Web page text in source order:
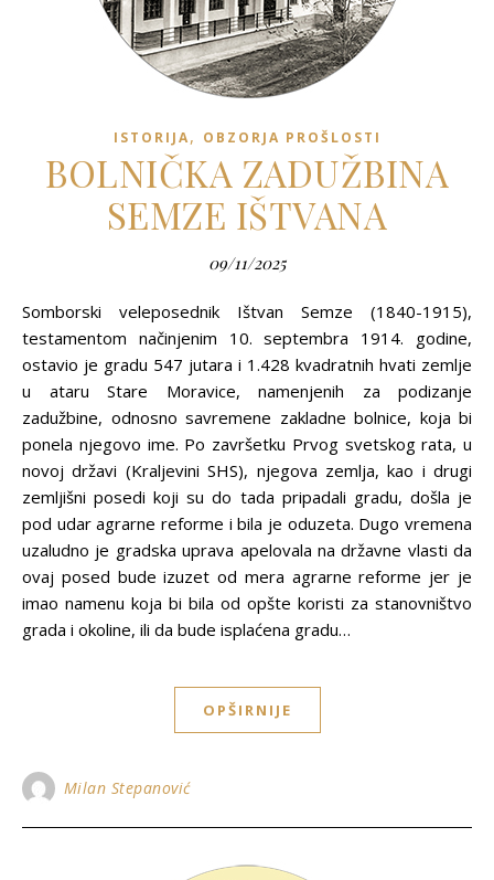
ISTORIJA, OBZORJA PROŠLOSTI
BOLNIČKA ZADUŽBINA
SEMZE IŠTVANA
09/11/2025
Somborski veleposednik Ištvan Semze (1840-1915),
testamentom načinjenim 10. septembra 1914. godine,
ostavio je gradu 547 jutara i 1.428 kvadratnih hvati zemlje
u ataru Stare Moravice, namenjenih za podizanje
zadužbine, odnosno savremene zakladne bolnice, koja bi
ponela njegovo ime. Po završetku Prvog svetskog rata, u
novoj državi (Kraljevini SHS), njegova zemlja, kao i drugi
zemljišni posedi koji su do tada pripadali gradu, došla je
pod udar agrarne reforme i bila je oduzeta. Dugo vremena
uzaludno je gradska uprava apelovala na državne vlasti da
ovaj posed bude izuzet od mera agrarne reforme jer je
imao namenu koja bi bila od opšte koristi za stanovništvo
grada i okoline, ili da bude isplaćena gradu…
OPŠIRNIJE
Milan Stepanović